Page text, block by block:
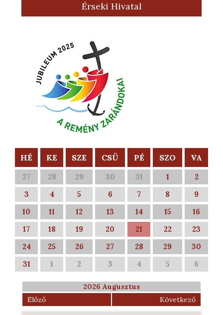
Érseki Hivatal
HÉ KE SZE CSÜ PÉ SZO VA
27 28 29 30 31 1
2
3
4 5 6 7 8
9
10
11 12 13 14 15
16
17
18 19 20 21 22
23
24
25 26 27 28 29
30
31
1 2 3 4 5 6
2026 Augusztus
Előző
Következő